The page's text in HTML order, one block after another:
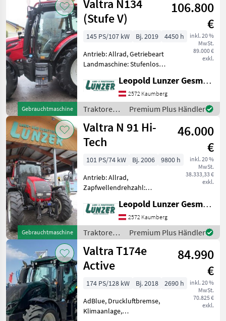
Turbolader,
Gebrauchtmaschine
Valtra N134
(Stufe V)
106.800
€
inkl. 20 %
MwSt.
89.000 €
exkl.
145 PS/107 kW Bj. 2019
4450 h
Antrieb: Allrad, Getriebeart
Landmaschine: Stufenloses
Zapfwellendrehzahl:
540/1000,
Höchstgeschwindigkeit in
km/h: 50 km/h,
Druckluftbremse,
Fronthydraulik, Fro
Leopold Lunzer GesmbH
2572 Kaumberg
Traktoren /
Valtra
Premium Plus Händler
Gebrauchtmaschine
Valtra N 91 Hi-
Tech
46.000
€
inkl. 20 %
MwSt.
38.333,33 €
exkl.
101 PS/74 kW Bj. 2006
9800 h
Antrieb: Allrad,
Zapfwellendrehzahl:
Höchstgeschwindigkeit in
km/h: 40 km/h, gefederte
Vorderachse, Klimaanlage,
Kriechgang, EHR, Luftsitz, 4-
Rad Bremse, hydraulisc
Leopold Lunzer GesmbH
2572 Kaumberg
Traktoren /
Valtra
Premium Plus Händler
Valtra T174e
Active
84.990
€
inkl. 20 %
MwSt.
70.825 €
exkl.
174 PS/128 kW Bj. 2018
2690 h
AdBlue, Druckluftbremse,
Klimaanlage,